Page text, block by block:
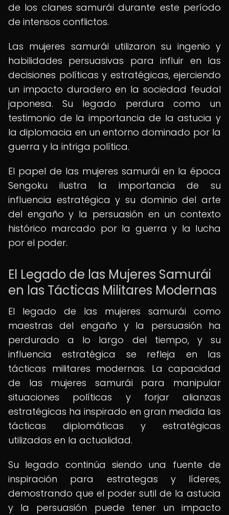
de los clanes samurái durante este período
de intensos conflictos.
Las mujeres samurái utilizaron su ingenio y
habilidades persuasivas para influir en las
decisiones políticas y estratégicas, ejerciendo
un impacto duradero en la sociedad feudal
japonesa. Su legado perdura como un
testimonio de la importancia de la astucia y
la diplomacia en un entorno dominado por la
guerra y la intriga política.
El papel de las mujeres samurái en la época
Sengoku ilustra la importancia de su
influencia estratégica y su dominio del arte
del engaño y la persuasión en un contexto
histórico marcado por la guerra y la lucha
por el poder.
El Legado de las Mujeres Samurái
en las Tácticas Militares Modernas
El legado de las mujeres samurái como
maestras del engaño y la persuasión ha
perdurado a lo largo del tiempo, y su
influencia estratégica se refleja en las
tácticas militares modernas. La capacidad
de las mujeres samurái para manipular
situaciones políticas y forjar alianzas
estratégicas ha inspirado en gran medida las
tácticas diplomáticas y estratégicas
utilizadas en la actualidad.
Su legado continúa siendo una fuente de
inspiración para estrategas y líderes,
demostrando que el poder sutil de la astucia
y la persuasión puede tener un impacto